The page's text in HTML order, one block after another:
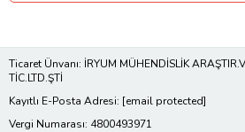
Ticaret Ünvanı: İRYUM MÜHENDİSLİK
TİC.LTD.ŞTİ
Kayıtlı E-Posta Adresi: [email protected]
Vergi Numarası: 4800493971